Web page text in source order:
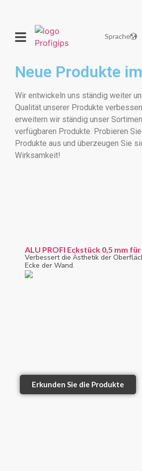
Sprache
Neue Produkte
Wir entwickeln uns ständig weiter
Qualität unserer Produkte
erweitern wir ständig unser
verfügbaren Produkte. Probieren
Produkte aus und überzeugen Sie
Wirksamkeit!
ALU PROFI Eckstück 0,5 mm
Verbessert die Ästhetik der
Ecke der Wand.
Erkunden Sie die Produkte